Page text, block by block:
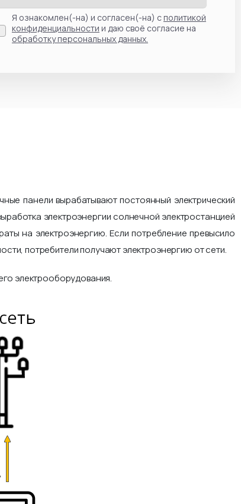
Я ознакомлен(-на) и согласен(-на) сполитикой
конфиденциальности и даю своё согласие на
обработку персональных данных.
панели вырабатывают постоянный электрический
электроэнергии солнечной электростанцией
на электроэнергию. Если потребление превысило
потребители получают электроэнергию от сети.
электрооборудования.